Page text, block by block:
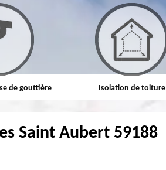
de gouttière Isolation de toiture
Saint Aubert 59188